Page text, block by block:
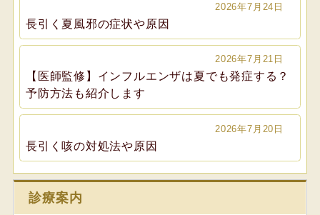
2026年7月24日
長引く夏風邪の症状や原因
2026年7月21日
【医師監修】インフルエンザは夏でも発症する？
予防方法も紹介します
2026年7月20日
長引く咳の対処法や原因
診療案内